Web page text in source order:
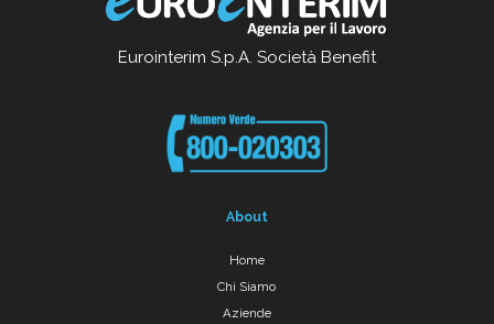
Eurointerim S.p.A. Società Benefit
About
Home
Chi Siamo
Aziende